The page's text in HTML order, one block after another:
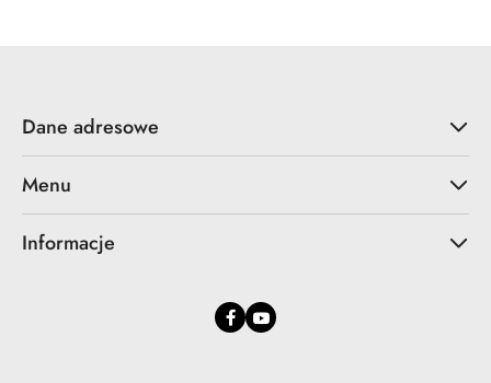
Dane adresowe
Menu
Informacje